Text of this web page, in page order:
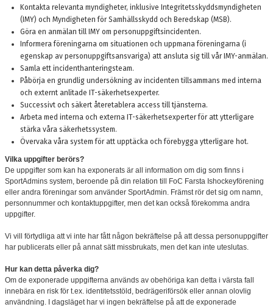
DIGITAL FÖRFRÅGAN OM PROVSPEL/FÖRENINGSBYTE
REGISTRERA DITT REGISTERUTDRAG SOM LEDARE
Kontakta relevanta myndigheter, inklusive Integritetsskyddsmyndigheten
(IMY) och Myndigheten för Samhällsskydd och Beredskap (MSB).
Göra en anmälan till IMY om personuppgiftsincidenten.
Informera föreningarna om situationen och uppmana föreningarna (i
egenskap av personuppgiftsansvariga) att ansluta sig till vår IMY-anmälan.
Samla ett incidenthanteringsteam.
Påbörja en grundlig undersökning av incidenten tillsammans med interna
och externt anlitade IT-säkerhetsexperter.
Successivt och säkert återetablera access till tjänsterna.
Arbeta med interna och externa IT-säkerhetsexperter för att ytterligare
stärka våra säkerhetssystem.
Övervaka våra system för att upptäcka och förebygga ytterligare hot.
Vilka uppgifter berörs?
De uppgifter som kan ha exponerats är all information om dig som finns i
SportAdmins system, beroende på din relation till FoC Farsta Ishockeyförening
eller andra föreningar som använder SportAdmin. Främst rör det sig om namn,
personnummer och kontaktuppgifter, men det kan också förekomma andra
uppgifter.
Vi vill förtydliga att vi inte har fått någon bekräftelse på att dessa personuppgifter
har publicerats eller på annat sätt missbrukats, men det kan inte uteslutas.
Hur kan detta påverka dig?
Om de exponerade uppgifterna används av obehöriga kan detta i värsta fall
innebära en risk för t.ex. identitetsstöld, bedrägeriförsök eller annan olovlig
användning. I dagsläget har vi ingen bekräftelse på att de exponerade